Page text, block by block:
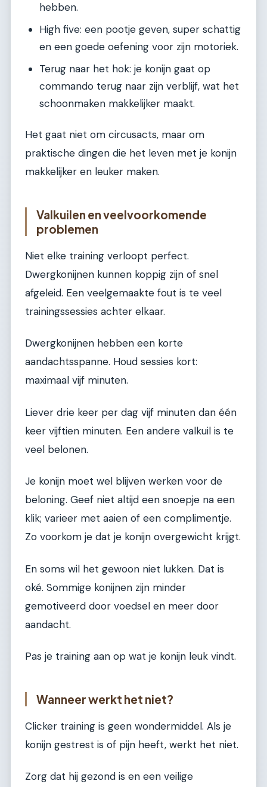
hebben.
High five: een pootje geven, super schattig
en een goede oefening voor zijn motoriek.
Terug naar het hok: je konijn gaat op
commando terug naar zijn verblijf, wat het
schoonmaken makkelijker maakt.
Het gaat niet om circusacts, maar om
praktische dingen die het leven met je konijn
makkelijker en leuker maken.
Valkuilen en veelvoorkomende
problemen
Niet elke training verloopt perfect.
Dwergkonijnen kunnen koppig zijn of snel
afgeleid. Een veelgemaakte fout is te veel
trainingssessies achter elkaar.
Dwergkonijnen hebben een korte
aandachtsspanne. Houd sessies kort:
maximaal vijf minuten.
Liever drie keer per dag vijf minuten dan één
keer vijftien minuten. Een andere valkuil is te
veel belonen.
Je konijn moet wel blijven werken voor de
beloning. Geef niet altijd een snoepje na een
klik; varieer met aaien of een complimentje.
Zo voorkom je dat je konijn overgewicht krijgt.
En soms wil het gewoon niet lukken. Dat is
oké. Sommige konijnen zijn minder
gemotiveerd door voedsel en meer door
aandacht.
Pas je training aan op wat je konijn leuk vindt.
Wanneer werkt het niet?
Clicker training is geen wondermiddel. Als je
konijn gestrest is of pijn heeft, werkt het niet.
Zorg dat hij gezond is en een veilige